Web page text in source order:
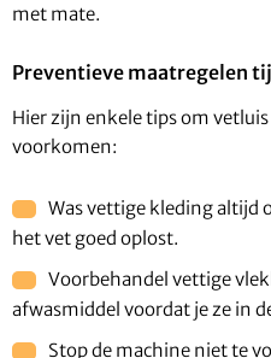
met mate.
Preventieve maatregelen
Hier zijn enkele tips om
voorkomen:
Was vettige kleding altijd
het vet goed oplost.
Voorbehandel vettige
afwasmiddel voordat je ze in
Stop de machine niet te